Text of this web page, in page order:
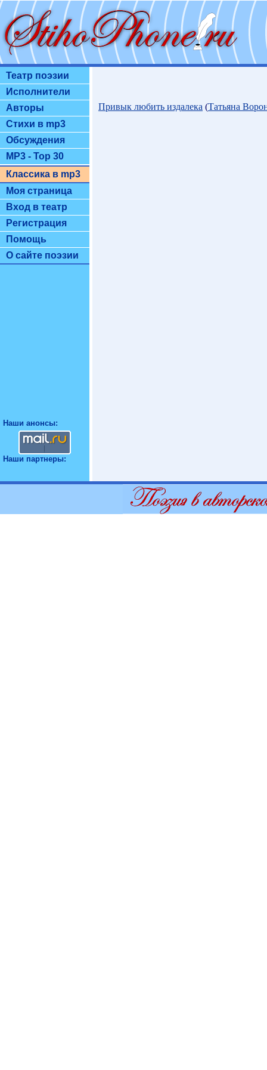
Театр поэзии
Исполнители
Авторы
Стихи в mp3
Обсуждения
MP3 - Top 30
Классика в mp3
Моя страница
Вход в театр
Регистрация
Помощь
О сайте поэзии
Наши анонсы:
Наши партнеры:
Привык любить издалека (Татьяна